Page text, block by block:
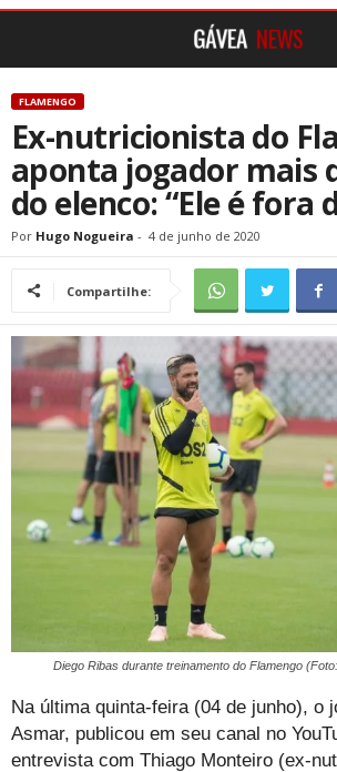
FLAMENGO
Ex-nutricionista do
aponta jogador mais
do elenco: “Ele é fora
Por Hugo Nogueira - 4 de junho de 2020
Compartilhe:
Diego Ribas durante treinamento do Flamengo
Na última quinta-feira (04 de junho), o
Asmar, publicou em seu canal no
entrevista com Thiago Monteiro (ex-